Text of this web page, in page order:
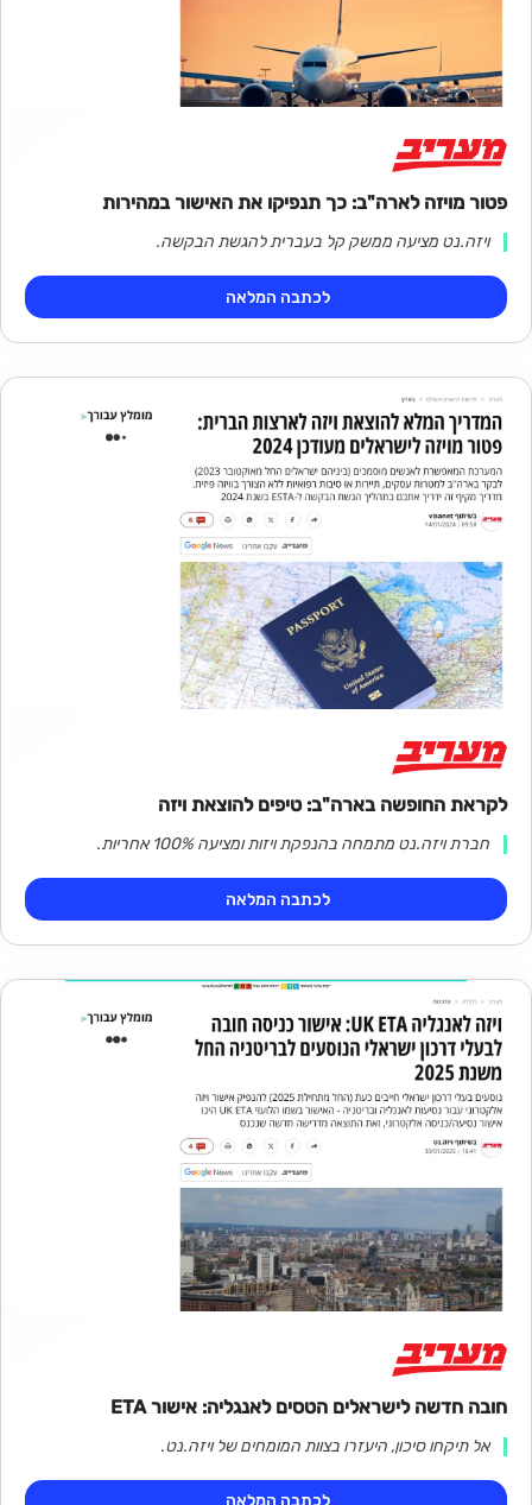
פטור מויזה לארה"ב: כך תנפיקו את האישור במהירות
ויזה.נט מציעה ממשק קל בעברית להגשת הבקשה.
לכתבה המלאה
לקראת החופשה בארה"ב: טיפים להוצאת ויזה
חברת ויזה.נט מתמחה בהנפקת ויזות ומציעה 100% אחריות.
לכתבה המלאה
חובה חדשה לישראלים הטסים לאנגליה: אישור ETA
אל תיקחו סיכון, היעזרו בצוות המומחים של ויזה.נט.